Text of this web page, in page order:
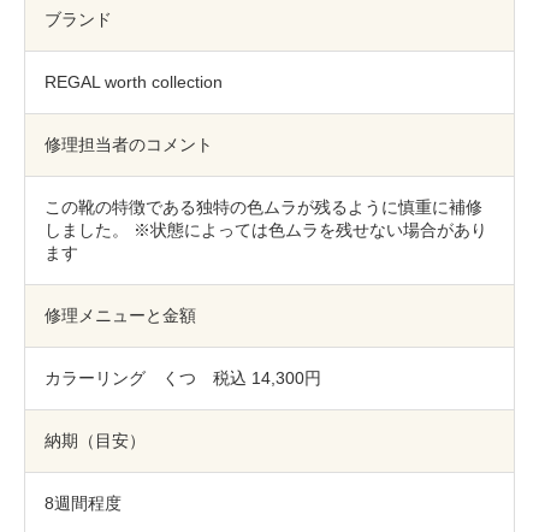
オンライン修理見積もりサービス（配送修理）
ブランド
REGAL worth collection
修理担当者のコメント
この靴の特徴である独特の色ムラが残るように慎重に補修
しました。 ※状態によっては色ムラを残せない場合があり
ます
修理メニューと金額
カラーリング くつ 税込 14,300円
納期（目安）
8週間程度